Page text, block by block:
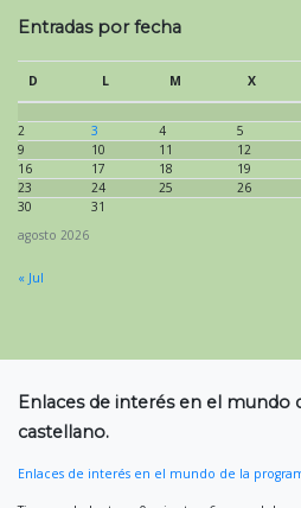
Entradas por fecha
agosto 2026
D L M X
2
3 4 5
9
10 11 12
16
17 18 19
23
24 25 26
30
31
« Jul
Enlaces de interés en el mundo
castellano.
Enlaces de interés en el mundo de la